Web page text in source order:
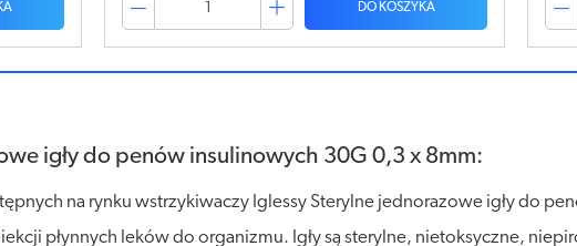
DO KOSZYKA
igły do penów insulinowych 30G 0,3 x 8mm:
na rynku wstrzykiwaczy Iglessy Sterylne jednorazowe igły do
płynnych leków do organizmu. Igły są sterylne, nietoksyczne,